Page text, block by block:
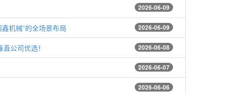
2026-06-09
2026-06-09
机械”的全场景布局
2026-06-08
公司优选！
2026-06-07
2026-06-06